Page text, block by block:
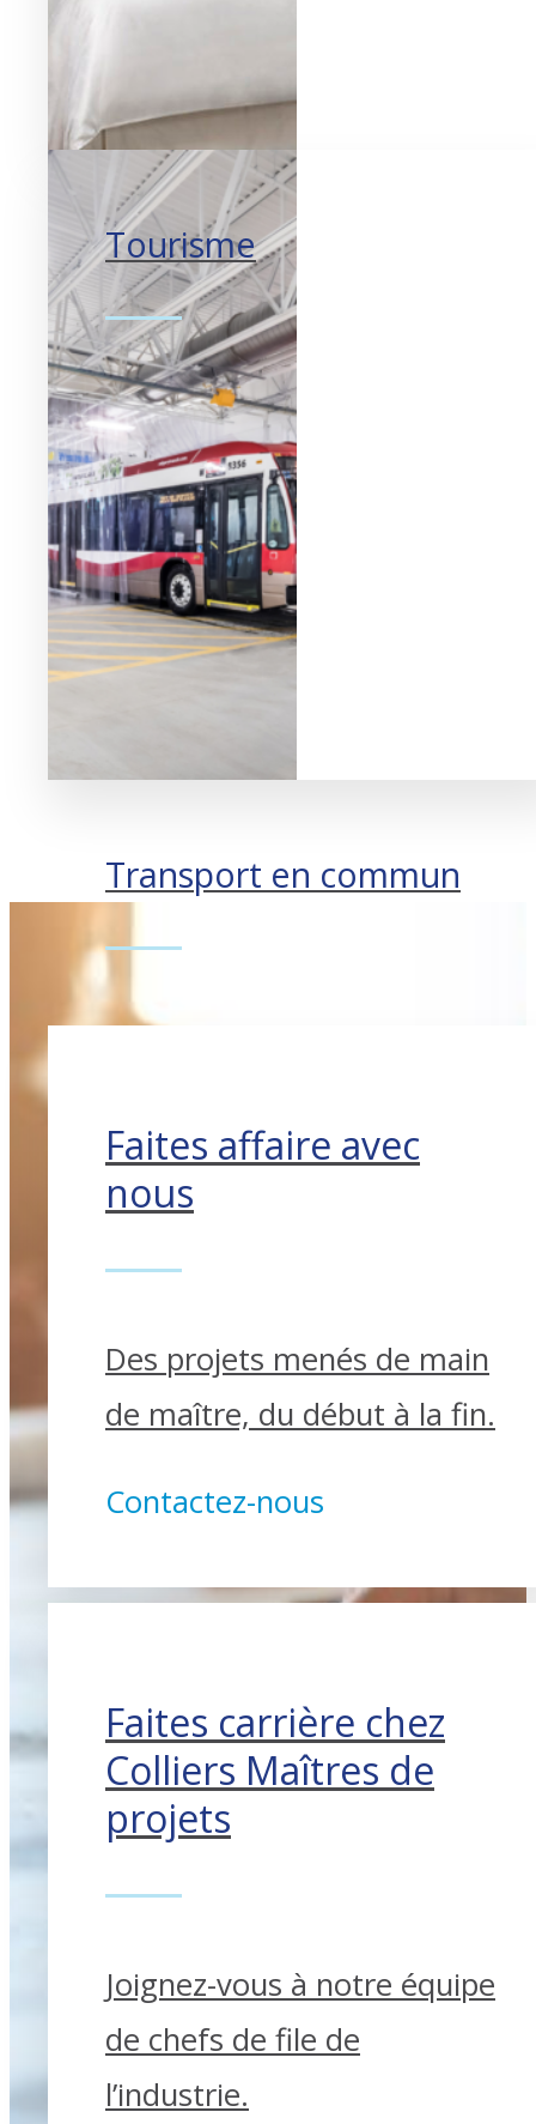
Tourisme
Créer des expériences
mémorables.
Transport en commun
Se rendre à destination.
Faites affaire avec
nous
Des projets menés de main
de maître, du début à la fin.
Contactez-nous
Faites carrière chez
Colliers Maîtres de
projets
Joignez-vous à notre équipe
de chefs de file de
l’industrie.